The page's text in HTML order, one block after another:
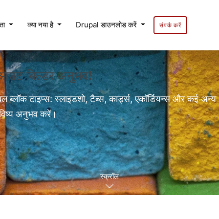
क्या नया है Drupal डाउनलोड करें संपर्क करें
बिल्डर अनुभव❗
ब्लॉक टाइप्स: स्लाइडशो, टैब्स, कार्ड्स, एकॉर्डियन्स और कई
अनुभव करें।
स्क्रॉल